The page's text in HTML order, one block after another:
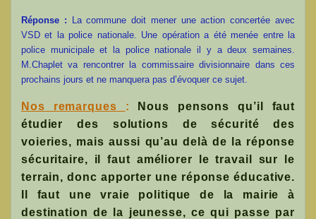
Réponse : La commune doit mener une action concertée avec
VSD et la police nationale. Une opération a été menée entre la
police municipale et la police nationale il y a deux semaines.
M.Chaplet va rencontrer la commissaire divisionnaire dans ces
prochains jours et ne manquera pas d’évoquer ce sujet.
Nos remarques : Nous pensons qu’il faut
étudier des solutions de sécurité des
voieries, mais aussi qu’au delà de la réponse
sécuritaire, il faut améliorer le travail sur le
terrain, donc apporter une réponse éducative.
Il faut une vraie politique de la mairie à
destination de la jeunesse, ce qui passe par